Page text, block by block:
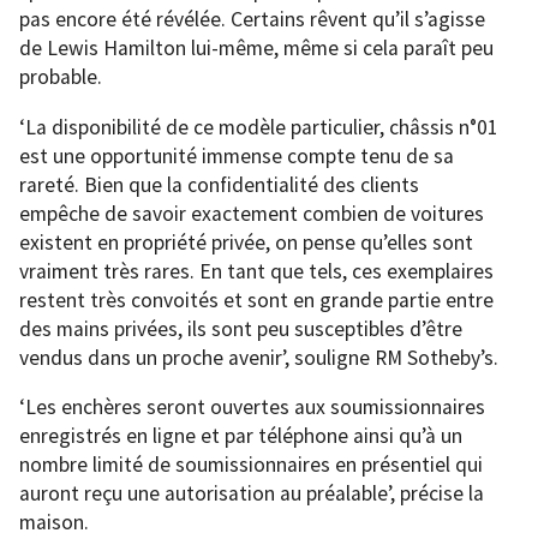
pas encore été révélée. Certains rêvent qu’il s’agisse
de Lewis Hamilton lui-même, même si cela paraît peu
probable.
‘La disponibilité de ce modèle particulier, châssis n°01
est une opportunité immense compte tenu de sa
rareté. Bien que la confidentialité des clients
empêche de savoir exactement combien de voitures
existent en propriété privée, on pense qu’elles sont
vraiment très rares. En tant que tels, ces exemplaires
restent très convoités et sont en grande partie entre
des mains privées, ils sont peu susceptibles d’être
vendus dans un proche avenir’, souligne RM Sotheby’s.
‘Les enchères seront ouvertes aux soumissionnaires
enregistrés en ligne et par téléphone ainsi qu’à un
nombre limité de soumissionnaires en présentiel qui
auront reçu une autorisation au préalable’, précise la
maison.